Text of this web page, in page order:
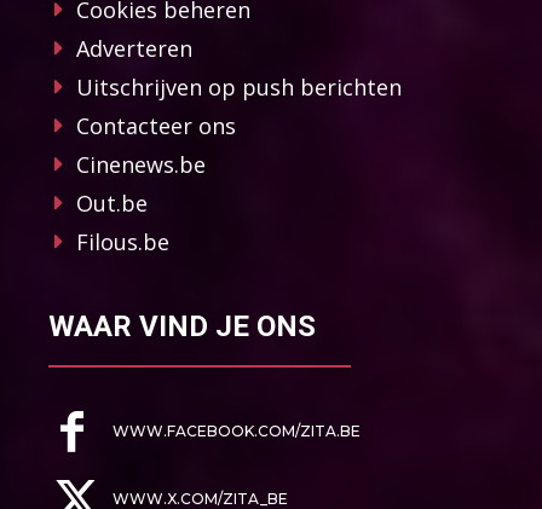
Cookies beheren
Adverteren
Uitschrijven op push berichten
Contacteer ons
Cinenews.be
Out.be
Filous.be
WAAR VIND JE ONS
WWW.FACEBOOK.COM/ZITA.BE
WWW.X.COM/ZITA_BE